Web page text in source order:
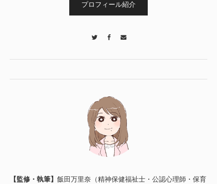
プロフィール紹介
【監修・執筆】 飯田万里奈（精神保健福祉士・公認心理師・保育